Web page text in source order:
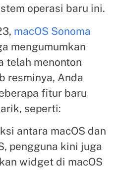
operasi baru ini.
macOS Sonoma
mengumumkan
telah menonton
resminya, Anda
fitur baru
seperti:
antara macOS dan
pengguna kini juga
widget di macOS